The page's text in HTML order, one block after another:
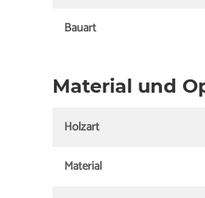
Bauart
Material und
Holzart
Material